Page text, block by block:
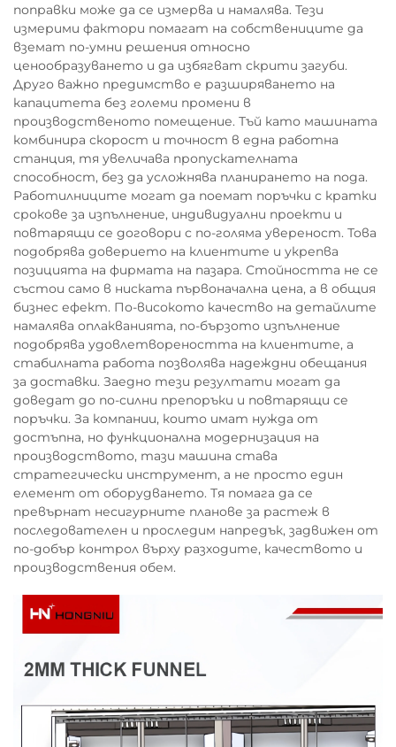
поправки може да се измерва и намалява. Тези
измерими фактори помагат на собствениците да
вземат по-умни решения относно
ценообразуването и да избягват скрити загуби.
Друго важно предимство е разширяването на
капацитета без големи промени в
производственото помещение. Тъй като машината
комбинира скорост и точност в една работна
станция, тя увеличава пропускателната
способност, без да усложнява планирането на пода.
Работилниците могат да поемат поръчки с кратки
срокове за изпълнение, индивидуални проекти и
повтарящи се договори с по-голяма увереност. Това
подобрява доверието на клиентите и укрепва
позицията на фирмата на пазара. Стойността не се
състои само в ниската първоначална цена, а в общия
бизнес ефект. По-високото качество на детайлите
намалява оплакванията, по-бързото изпълнение
подобрява удовлетвореността на клиентите, а
стабилната работа позволява надеждни обещания
за доставки. Заедно тези резултати могат да
доведат до по-силни препоръки и повтарящи се
поръчки. За компании, които имат нужда от
достъпна, но функционална модернизация на
производството, тази машина става
стратегически инструмент, а не просто един
елемент от оборудването. Тя помага да се
превърнат несигурните планове за растеж в
последователен и проследим напредък, задвижен от
по-добър контрол върху разходите, качеството и
производствения обем.